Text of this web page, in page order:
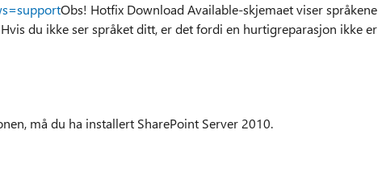
Obs! Hotfix Download Available-skjemaet viser språkene
du ikke ser språket ditt, er det fordi en hurtigreparasjon ikke er
må du ha installert SharePoint Server 2010.